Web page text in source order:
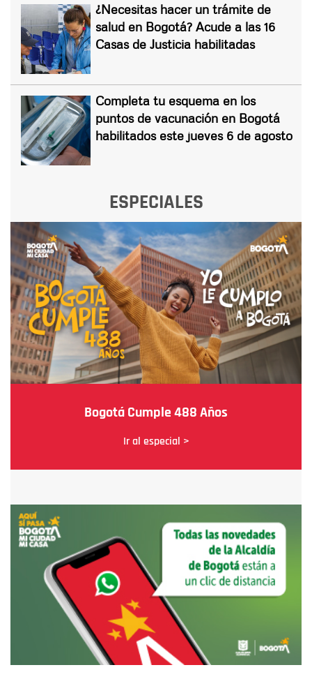
¿Necesitas hacer un trámite de
salud en Bogotá? Acude a las 16
Casas de Justicia habilitadas
Completa tu esquema en los
puntos de vacunación en Bogotá
habilitados este jueves 6 de agosto
ESPECIALES
Bogotá Cumple 488 Años
Ir al especial >